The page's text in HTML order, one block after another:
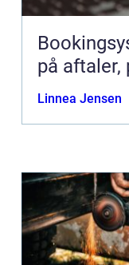
på aftaler,
Linnea Jensen